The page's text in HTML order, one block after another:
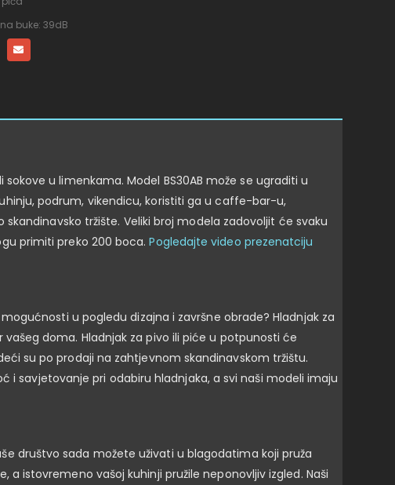
buke: 39dB
u limenkama. Model BS30AB može se ugraditi u
podrum, vikendicu, koristiti ga u caffe-bar-u,
tržište. Veliki broj modela zadovoljit će svaku
primiti preko 200 boca.Pogledajte video prezenatciju
u pogledu dizajna i završne obrade? Hladnjak za
doma. Hladnjak za pivo ili piće u potpunosti će
su po prodaji na zahtjevnom skandinavskom tržištu.
savjetovanje pri odabiru hladnjaka, a svi naši modeli imaju
društvo sada možete uživati u blagodatima koji pruža
istovremeno vašoj kuhinji pružile neponovljiv izgled. Naši